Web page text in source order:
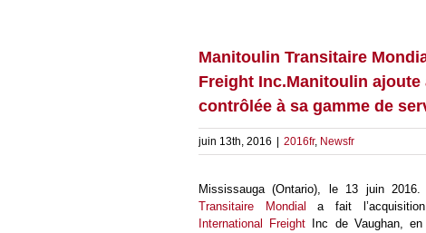
Manitoulin Transitaire
Freight Inc.Manitoulin
contrôlée à sa gamme de
juin 13th, 2016 2016fr, Newsfr
Mississauga (Ontario), le 13 juin
Transitaire Mondial
a fait
International Freight Inc de Vaughan,